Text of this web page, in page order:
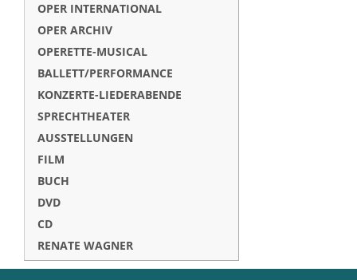
OPER INTERNATIONAL
OPER ARCHIV
OPERETTE-MUSICAL
BALLETT/PERFORMANCE
KONZERTE-LIEDERABENDE
SPRECHTHEATER
AUSSTELLUNGEN
FILM
BUCH
DVD
CD
RENATE WAGNER